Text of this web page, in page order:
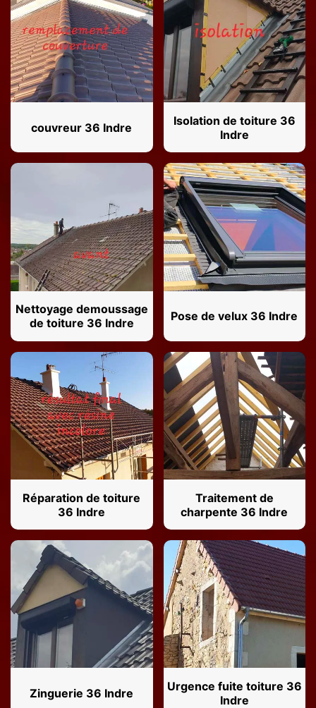
couvreur 36 Indre
Isolation de toiture 36
Indre
Nettoyage demoussage
de toiture 36 Indre
Pose de velux 36 Indre
Réparation de toiture
36 Indre
Traitement de
charpente 36 Indre
Zinguerie 36 Indre
Urgence fuite toiture 36
Indre